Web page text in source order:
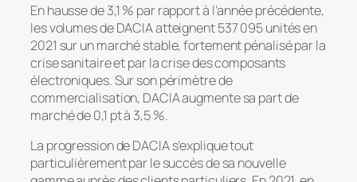
En hausse de 3,1 % par rapport à l’année précédente,
les volumes de DACIA atteignent 537 095 unités en
2021 sur un marché stable, fortement pénalisé par la
crise sanitaire et par la crise des composants
électroniques. Sur son périmètre de
commercialisation, DACIA augmente sa part de
marché de 0,1 pt à 3,5 %.
La progression de DACIA s’explique tout
particulièrement par le succès de sa nouvelle